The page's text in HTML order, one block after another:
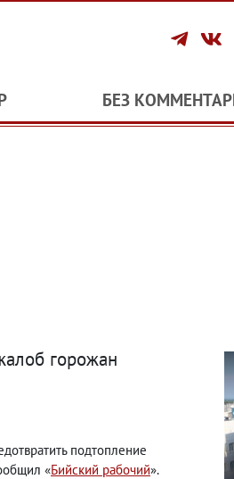
БЕЗ
горожан
подтопление
«Бийский рабочий».